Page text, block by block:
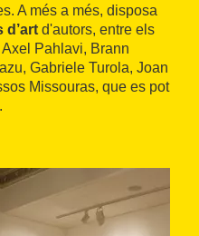
A més a més, disposa
d’art d'autors, entre els
Pahlavi, Brann
Gabriele Turola, Joan
Missouras, que es pot